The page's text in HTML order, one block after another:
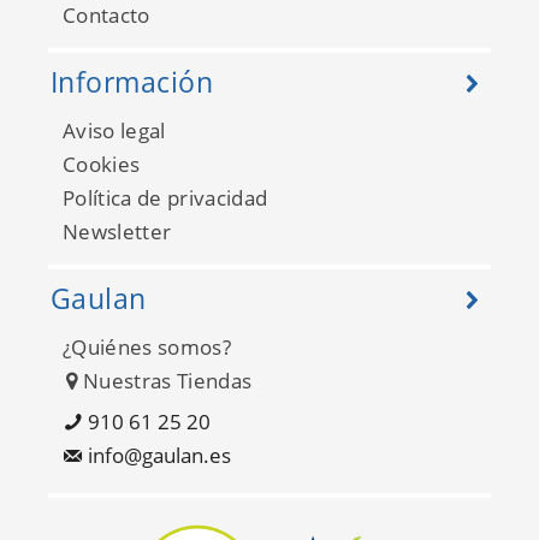
Contacto
Información
Aviso legal
Cookies
Política de privacidad
Newsletter
Gaulan
¿Quiénes somos?
Nuestras Tiendas
910 61 25 20
info@gaulan.es